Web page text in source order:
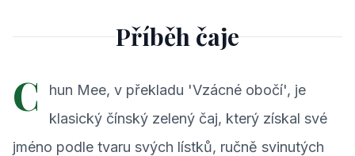
Příběh čaje
C
hun Mee, v překladu 'Vzácné obočí', je
klasický čínský zelený čaj, který získal své
jméno podle tvaru svých lístků, ručně svinutých